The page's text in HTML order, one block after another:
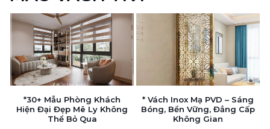
*30+ Mẫu Phòng Khách
Hiện Đại Đẹp Mê Ly Không
Thể Bỏ Qua
* Vách Inox Mạ PVD – Sáng
Bóng, Bền Vững, Đẳng Cấp
Không Gian